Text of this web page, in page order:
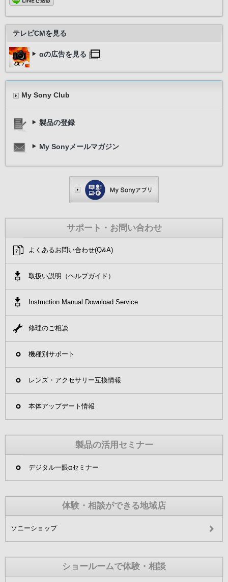
テレビCMを見る
αの広告を見る
My Sony Club
製品の登録
My Sonyメールマガジン
サポート・お問い合わせ
よくあるお問い合わせ(Q&A)
取扱い説明（ヘルプガイド）
Instruction Manual Download Service
修理のご相談
機種別サポート
レンズ・アクセサリー互換情報
本体アップデート情報
製品の活用セミナー
デジタル一眼αセミナー
体験・相談ができる地域店
ソニーショップ
ショールームで体験・相談